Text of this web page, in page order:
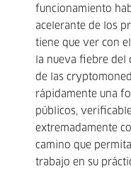
funcionamiento
acelerante de los
tiene que ver con
la nueva fiebre del
de las
rápidamente una
públicos,
extremadamente
camino que
trabajo en su